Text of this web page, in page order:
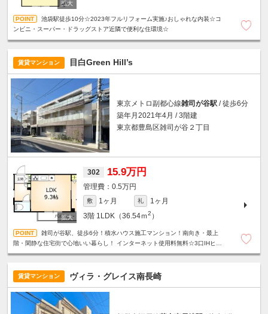
池袋駅徒歩10分☆2023年フルリフォーム実施♪おしゃれな内装☆コ
ンビニ・スーパー・ドラッグストア近隣で便利な住環境☆
賃貸マンション 目白Green Hill’s
東京メトロ副都心線雑司が谷駅 / 徒歩6分
築年月2021年4月 / 3階建
東京都豊島区雑司が谷２丁目
302 15.9万円
0.5万円
敷 1ヶ月 礼
1ヶ月
3階 1LDK（36.54ｍ2 ）
雑司が谷駅、徒歩6分！積水ハウス施工マンション！南向き・最上
階・閑静な住宅街で心地いい暮らし！ インターネット使用料無料☆3口IHヒー
賃貸マンション ヴィラ・グレイス南長崎